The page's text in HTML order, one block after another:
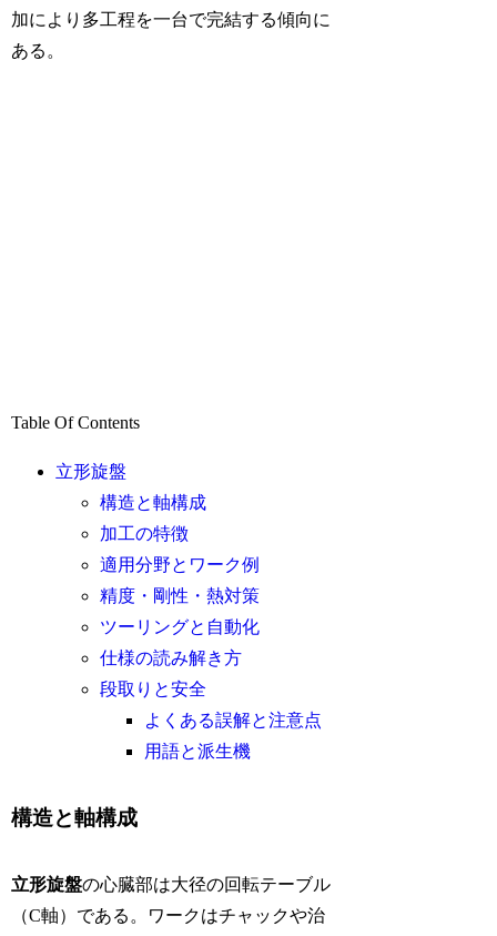
加により多工程を一台で完結する傾向に
ある。
Table Of Contents
立形旋盤
構造と軸構成
加工の特徴
適用分野とワーク例
精度・剛性・熱対策
ツーリングと自動化
仕様の読み解き方
段取りと安全
よくある誤解と注意点
用語と派生機
構造と軸構成
立形旋盤の心臓部は大径の回転テーブル
（C軸）である。ワークはチャックや治